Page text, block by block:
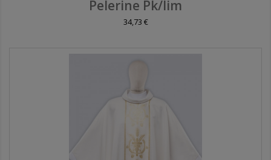
Pelerine Pk/lim
34,73 €